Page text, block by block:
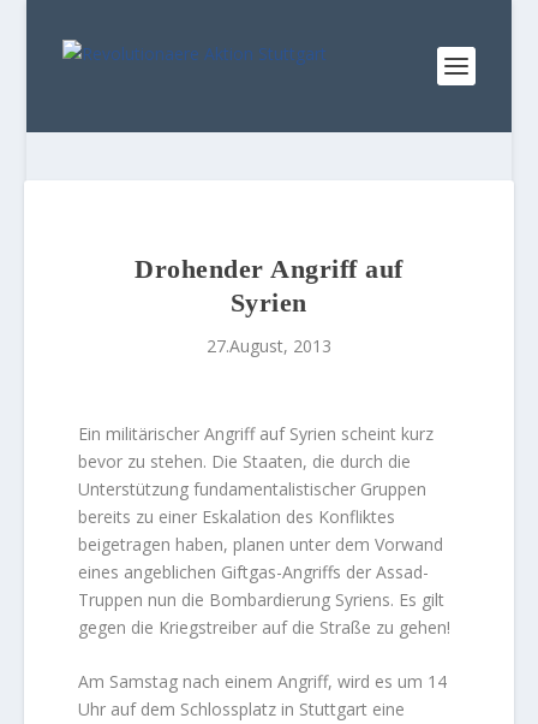
Drohender Angriff auf
Syrien
27.August, 2013
Ein militärischer Angriff auf Syrien scheint kurz
bevor zu stehen. Die Staaten, die durch die
Unterstützung fundamentalistischer Gruppen
bereits zu einer Eskalation des Konfliktes
beigetragen haben, planen unter dem Vorwand
eines angeblichen Giftgas-Angriffs der Assad-
Truppen nun die Bombardierung Syriens. Es gilt
gegen die Kriegstreiber auf die Straße zu gehen!
Am Samstag nach einem Angriff, wird es um 14
Uhr auf dem Schlossplatz in Stuttgart eine